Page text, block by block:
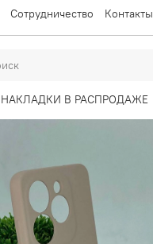
Сотрудничество Контакты
НАКЛАДКИ В РАСПРОДАЖЕ